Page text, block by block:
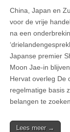
China, Japan en
voor de vrije
na een
Japanse premier
Moon Jae-in
Hervat overleg De
regelmatige basis
belangen te
Lees meer →